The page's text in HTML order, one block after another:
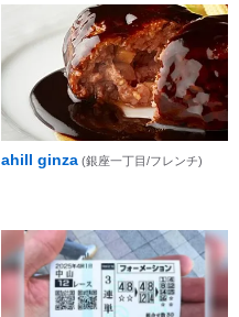
ahill ginza (銀座一丁目/フレンチ)